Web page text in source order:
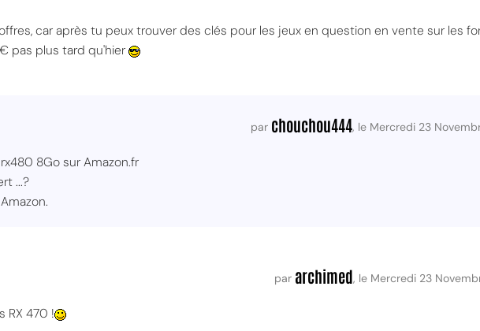
car après tu peux trouver des clés pour les jeux en question en vente sur les
pas plus tard qu'hier
par chouchou444, le Mercredi 23
8Go sur Amazon.fr
...?
par archimed, le Mercredi 23
RX 470 !